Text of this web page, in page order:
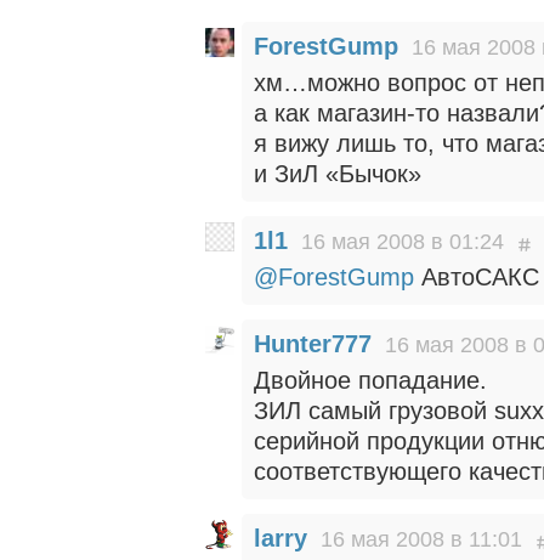
ForestGump 16 мая 2008
хм…можно вопрос от
а как магазин-то
я вижу лишь то, что
и ЗиЛ «Бычок»
1l1 16 мая 2008 в 01:24
@ForestGump АвтоСАКС
Hunter777 16 мая 2008 в
Двойное попадание.
ЗИЛ самый грузовой
серийной продукции
соответствующего
larry 16 мая 2008 в 11:01